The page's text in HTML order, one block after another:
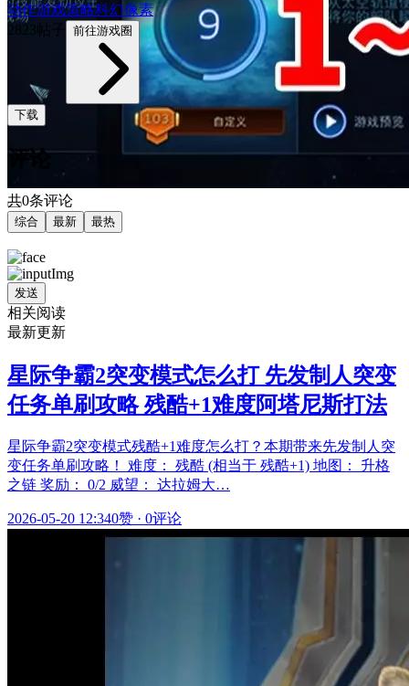
动作游戏策略科幻像素
2823帖子
前往游戏圈
下载
评论
共0条评论
综合 最新 最热
发送
相关阅读
最新更新
星际争霸2突变模式怎么打 先发制人突变
任务单刷攻略 残酷+1难度阿塔尼斯打法
星际争霸2突变模式残酷+1难度怎么打？本期带来先发制人突
变任务单刷攻略！ 难度： 残酷 (相当于 残酷+1) 地图： 升格
之链 奖励： 0/2 威望： 达拉姆大…
2026-05-20 12:340赞 · 0评论